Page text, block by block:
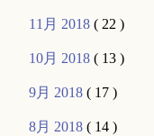
11月 2018( 22 )
10月 2018( 13 )
9月 2018( 17 )
8月 2018( 14 )